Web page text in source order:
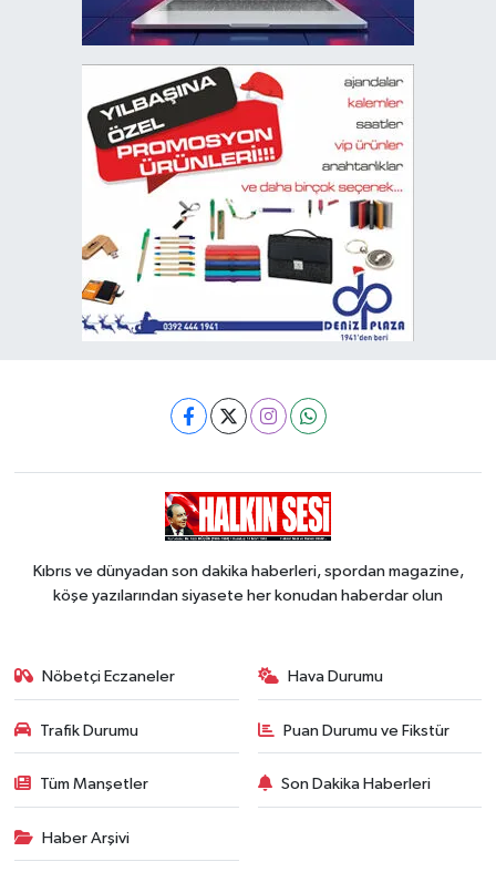
Kıbrıs ve dünyadan son dakika haberleri, spordan magazine,
köşe yazılarından siyasete her konudan haberdar olun
Nöbetçi Eczaneler Hava Durumu
Trafik Durumu Puan Durumu ve Fikstür
Tüm Manşetler Son Dakika Haberleri
Haber Arşivi